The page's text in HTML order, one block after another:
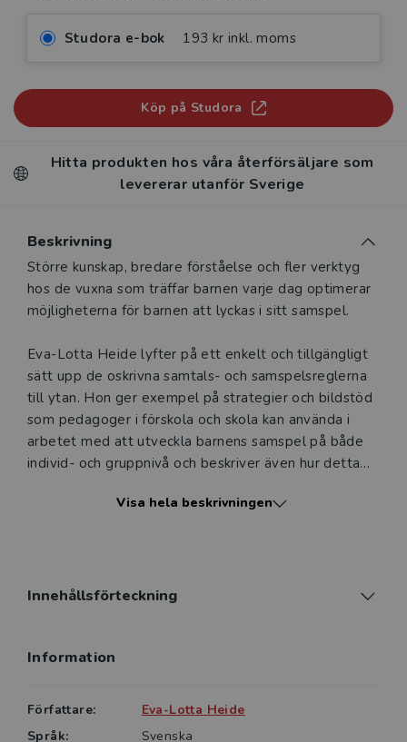
Studora e-bok 193 kr inkl. moms
Köp på Studora
Hitta produkten hos våra återförsäljare som
levererar utanför Sverige
Beskrivning
Beskrivning
Större kunskap, bredare förståelse och fler verktyg
hos de vuxna som träffar barnen varje dag optimerar
möjligheterna för barnen att lyckas i sitt samspel.
Eva-Lotta Heide lyfter på ett enkelt och tillgängligt
sätt upp de oskrivna samtals- och samspelsreglerna
till ytan. Hon ger exempel på strategier och bildstöd
som pedagoger i förskola och skola kan använda i
arbetet med att utveckla barnens samspel på både
individ- och gruppnivå och beskriver även hur detta
och förklarar sociala situationer för barnen. Genom
sin förståelse av de osynliga samspelsreglerna och
Visa hela beskrivningen
Innehållsförteckning
Information
Författare:
Eva-Lotta Heide
Språk:
Svenska